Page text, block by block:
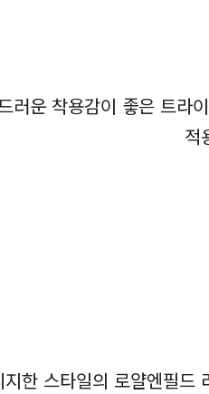
러운 착용감이 좋은 트라
적
지한 스타일의 로얄엔필드